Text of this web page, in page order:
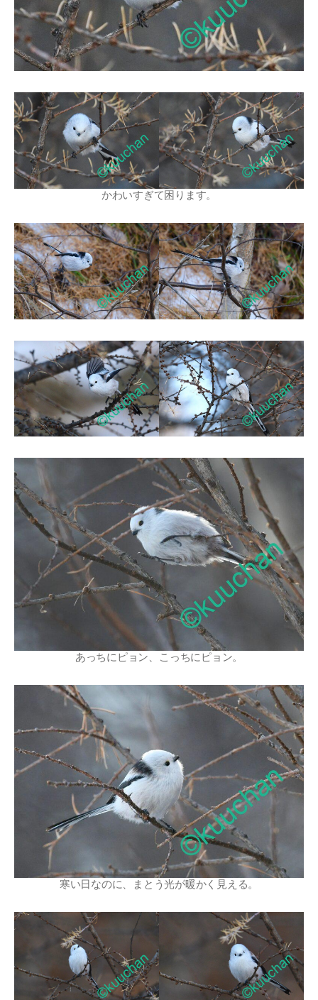
かわいすぎて困ります。
あっちにピョン、こっちにピョン。
寒い日なのに、まとう光が暖かく見える。